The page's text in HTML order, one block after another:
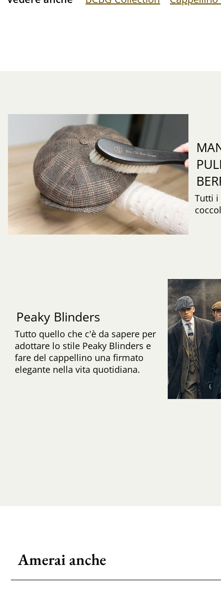
Tutti i
Peaky Blinders
Tutto quello che c'è da sapere per
adottare lo stile Peaky Blinders e
fare del cappellino una firmato
elegante nella vita quotidiana.
Amerai anche